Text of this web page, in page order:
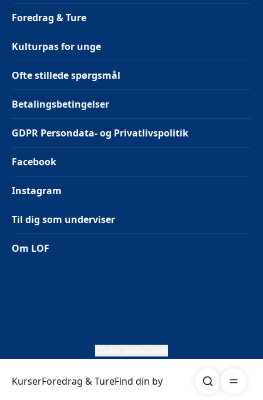
KurserForedrag & TureFind din by Søg
Foredrag & Ture
Kulturpas for unge
Ofte stillede spørgsmål
Betalingsbetingelser
GDPR Persondata- og Privatlivspolitik
Facebook
Instagram
Til dig som underviser
Om LOF